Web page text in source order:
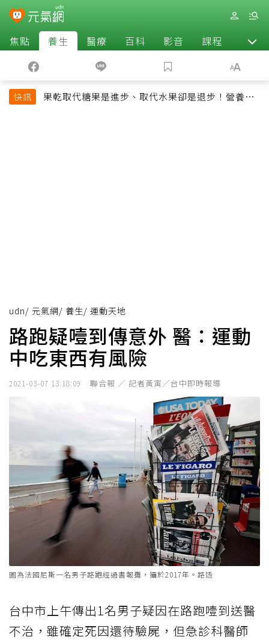
焦點 養生 醫療 百科 影音 課程 退休
快訊
果乾取代糖果是進步、取代水果卻是退步！營養師
udn/ 元氣網/ 養生/ 運動天地
路跑疑噎到傳意外 醫：運動
中吃東西有風險
2021-03-07 13:18:09 聯合報 ／ 記者黃寅／台中即時報導
圖為法國尼斯一名男子路跑經過書報攤，攝於2017年。路透
台中市上午傳出1名男子疑因在路跑噎到送醫
不治，雖確定死因還待驗屍，但急診科醫師